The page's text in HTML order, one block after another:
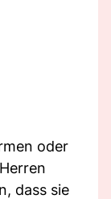
oder
dass sie